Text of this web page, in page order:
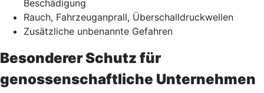
Beschädigung
Rauch, Fahrzeuganprall, Überschalldruckwellen
Zusätzliche unbenannte Gefahren
Besonderer Schutz für
genossenschaftliche Unternehmen